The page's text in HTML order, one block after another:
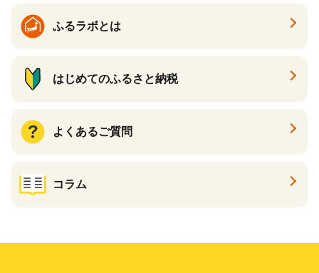
ふるラボとは
はじめてのふるさと納税
よくあるご質問
コラム